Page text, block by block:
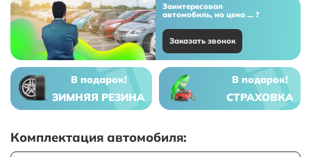
Заинтересовал
автомобиль, но цена ... ?
Заказать звонок
В подарок!
ЗИМНЯЯ РЕЗИНА
В подарок!
СТРАХОВКА
Комплектация автомобиля: